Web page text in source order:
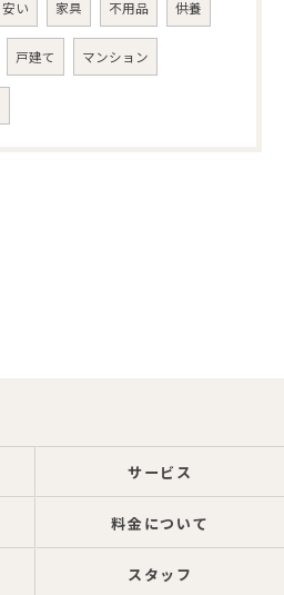
安い 家具 不用品 供養
戸建て マンション
サービス
料金について
スタッフ